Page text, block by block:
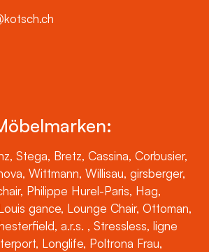
Stega, Bretz, Cassina, Corbusier,
Wittmann, Willisau, girsberger,
Philippe Hurel-Paris, Hag,
gance, Lounge Chair, Ottoman,
a.r.s. , Stressless, ligne
Longlife, Poltrona Frau,